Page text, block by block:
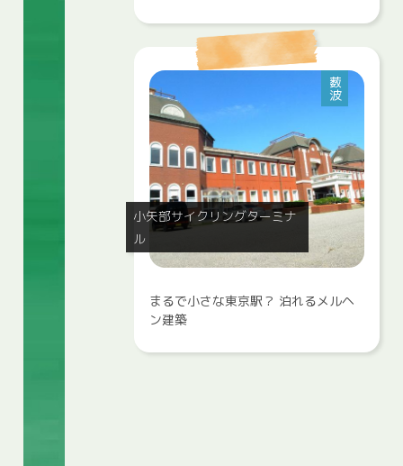
小矢部サイクリングターミナ
ル
薮波
まるで小さな東京駅？ 泊れるメルヘ
ン建築